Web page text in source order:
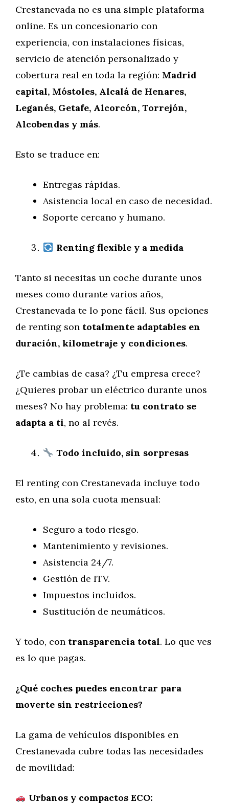
Crestanevada no es una simple plataforma
online. Es un concesionario con
experiencia, con instalaciones físicas,
servicio de atención personalizado y
cobertura real en toda la región: Madrid
capital, Móstoles, Alcalá de Henares,
Leganés, Getafe, Alcorcón, Torrejón,
Alcobendas y más.
Esto se traduce en:
Entregas rápidas.
Asistencia local en caso de necesidad.
Soporte cercano y humano.
Renting flexible y a medida
Tanto si necesitas un coche durante unos
meses como durante varios años,
Crestanevada te lo pone fácil. Sus opciones
de renting son totalmente adaptables en
duración, kilometraje y condiciones.
¿Te cambias de casa? ¿Tu empresa crece?
¿Quieres probar un eléctrico durante unos
meses? No hay problema: tu contrato se
adapta a ti, no al revés.
Todo incluido, sin sorpresas
El renting con Crestanevada incluye todo
esto, en una sola cuota mensual:
Seguro a todo riesgo.
Mantenimiento y revisiones.
Asistencia 24/7.
Gestión de ITV.
Impuestos incluidos.
Sustitución de neumáticos.
Y todo, con transparencia total. Lo que ves
es lo que pagas.
¿Qué coches puedes encontrar para
moverte sin restricciones?
La gama de vehículos disponibles en
Crestanevada cubre todas las necesidades
de movilidad:
Urbanos y compactos ECO: